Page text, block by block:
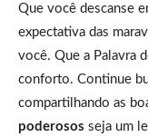
Que você descanse
expectativa das
você. Que a Palavra
conforto. Continue
compartilhando as
poderosos seja um